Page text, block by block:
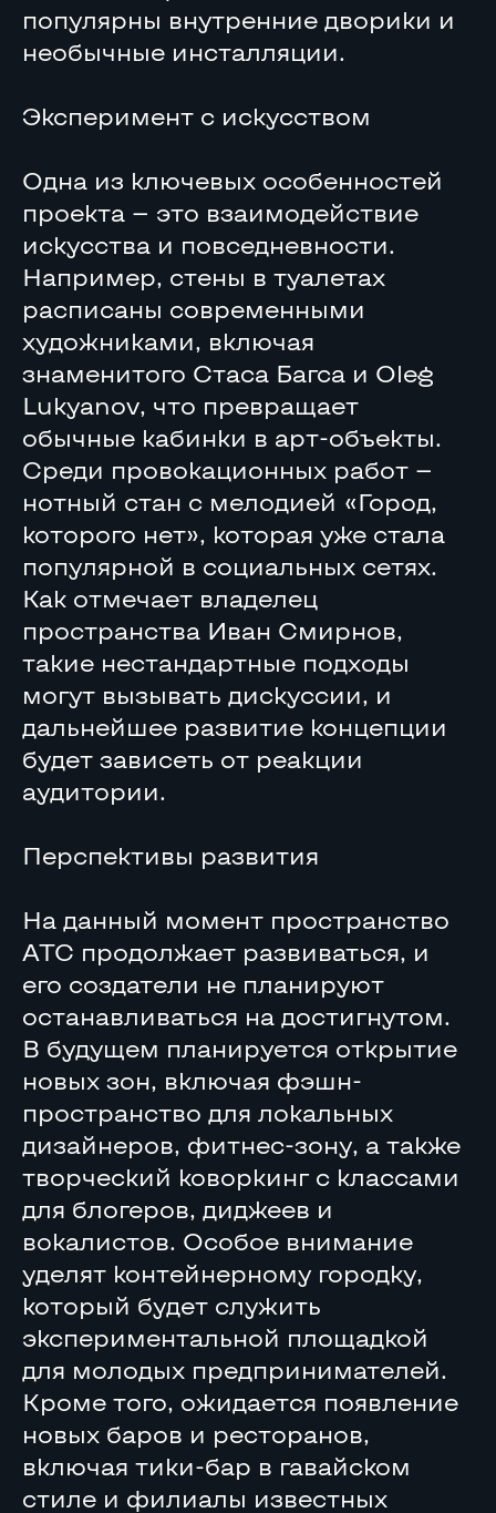
популярны внутренние дворики и
необычные инсталляции.
Эксперимент с искусством
Одна из ключевых особенностей
проекта — это взаимодействие
искусства и повседневности.
Например, стены в туалетах
расписаны современными
художниками, включая
знаменитого Стаса Багса и Oleg
Lukyanov, что превращает
обычные кабинки в арт-объекты.
Среди провокационных работ —
нотный стан с мелодией «Город,
которого нет», которая уже стала
популярной в социальных сетях.
Как отмечает владелец
пространства Иван Смирнов,
такие нестандартные подходы
могут вызывать дискуссии, и
дальнейшее развитие концепции
будет зависеть от реакции
аудитории.
Перспективы развития
На данный момент пространство
АТС продолжает развиваться, и
его создатели не планируют
останавливаться на достигнутом.
В будущем планируется открытие
новых зон, включая фэшн-
пространство для локальных
дизайнеров, фитнес-зону, а также
творческий коворкинг с классами
для блогеров, диджеев и
вокалистов. Особое внимание
уделят контейнерному городку,
который будет служить
экспериментальной площадкой
для молодых предпринимателей.
Кроме того, ожидается появление
новых баров и ресторанов,
включая тики-бар в гавайском
стиле и филиалы известных